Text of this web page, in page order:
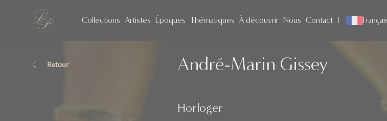
Collections Artistes Époques Thématiques À découvrir Nous Contact
Retour André-Marin Gissey
Horloger